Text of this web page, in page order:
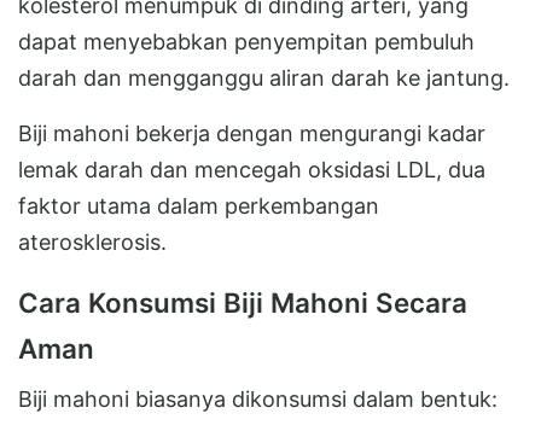
dapat menyebabkan penyempitan pembuluh
darah dan mengganggu aliran darah ke jantung.
Biji mahoni bekerja dengan mengurangi kadar
lemak darah dan mencegah oksidasi LDL, dua
faktor utama dalam perkembangan
aterosklerosis.
Cara Konsumsi Biji Mahoni Secara
Aman
Biji mahoni biasanya dikonsumsi dalam bentuk: